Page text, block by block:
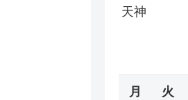
天神
月 火